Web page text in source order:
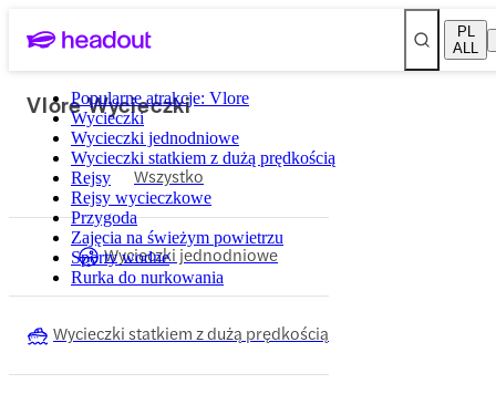
PL
ALL
Popularne atrakcje: Vlore
Wycieczki
Wycieczki jednodniowe
Wycieczki statkiem z dużą prędkością
Rejsy
Rejsy wycieczkowe
Przygoda
Zajęcia na świeżym powietrzu
Sporty wodne
Rurka do nurkowania
Vlore Wycieczki
Wszystko
Wycieczki jednodniowe
Wycieczki statkiem z dużą prędkością